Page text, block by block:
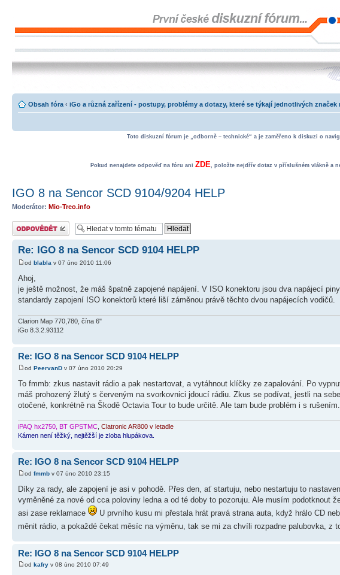
Obsah fóra ‹ iGo a různá zařízení - postupy, problémy a dotazy, které se týkají jednotlivých značek
Toto diskuzní fórum je „odborně – technické“ a je zaměřeno k diskuzi o
Pokud nenajdete odpověď na fóru ani ZDE, položte nejdřív dotaz v příslušném vlákně a
IGO 8 na Sencor SCD 9104/9204 HELP
Moderátor: Mio-Treo.info
Odeslat odpověď
Re: IGO 8 na Sencor SCD 9104 HELPP
od blabla v 07 úno 2010 11:06
Ahoj,
je ještě možnost, že máš špatně zapojené napájení. V ISO konektoru jsou dva napájecí
standardy zapojení ISO konektorů které liší záměnou právě těchto dvou napájecích vodičů.
Clarion Map 770,780, čína 6"
iGo 8.3.2.93112
Re: IGO 8 na Sencor SCD 9104 HELPP
od PeervanD v 07 úno 2010 20:29
To fmmb: zkus nastavit rádio a pak nestartovat, a vytáhnout klíčky ze zapalování. Po
máš prohozený žlutý s červeným na svorkovnici jdoucí rádiu. Zkus se podívat, jestli na
otočené, konkrétně na Škodě Octavia Tour to bude určitě. Ale tam bude problém i s
iPAQ hx2750, BT GPSTMC, Clatronic AR800 v letadle
Kámen není těžký, nejtěžší je zloba hlupákova.
Re: IGO 8 na Sencor SCD 9104 HELPP
od fmmb v 07 úno 2010 23:15
Díky za rady, ale zapojení je asi v pohodě. Přes den, ať startuju, nebo nestartuju to
vyměněné za nové od cca poloviny ledna a od té doby to pozoruju. Ale musím podotknout
asi zase reklamace
U prvního kusu mi přestala hrát pravá strana auta, když hrálo CD
měnit rádio, a pokaždé čekat měsíc na výměnu, tak se mi za chvíli rozpadne palubovka,
Re: IGO 8 na Sencor SCD 9104 HELPP
od kafry v 08 úno 2010 07:49